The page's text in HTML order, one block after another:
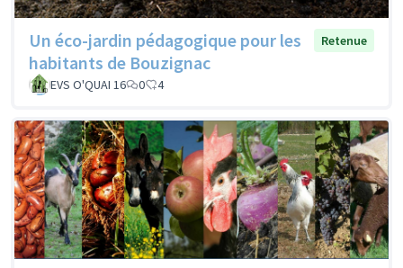
Un éco-jardin pédagogique pour les
habitants de Bouzignac
Retenue
EVS O'QUAI 16 0 4